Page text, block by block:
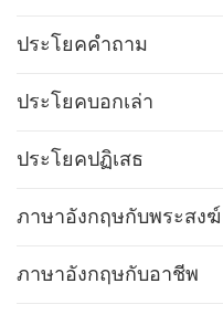
ประโยคคำถาม
ประโยคบอกเล่า
ประโยคปฏิเสธ
ภาษาอังกฤษกับพระสงฆ์
ภาษาอังกฤษกับอาชีพ